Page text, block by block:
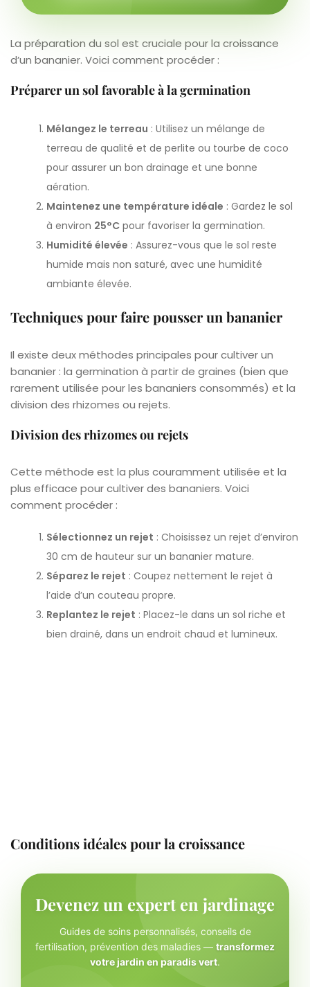
La préparation du sol est cruciale pour la croissance
d’un bananier. Voici comment procéder :
Préparer un sol favorable à la germination
Mélangez le terreau : Utilisez un mélange de
terreau de qualité et de perlite ou tourbe de coco
pour assurer un bon drainage et une bonne
aération.
Maintenez une température idéale : Gardez le sol
à environ 25°C pour favoriser la germination.
Humidité élevée : Assurez-vous que le sol reste
humide mais non saturé, avec une humidité
ambiante élevée.
Techniques pour faire pousser un bananier
Il existe deux méthodes principales pour cultiver un
bananier : la germination à partir de graines (bien que
rarement utilisée pour les bananiers consommés) et la
division des rhizomes ou rejets.
Division des rhizomes ou rejets
Cette méthode est la plus couramment utilisée et la
plus efficace pour cultiver des bananiers. Voici
comment procéder :
Sélectionnez un rejet : Choisissez un rejet d’environ
30 cm de hauteur sur un bananier mature.
Séparez le rejet : Coupez nettement le rejet à
l’aide d’un couteau propre.
Replantez le rejet : Placez-le dans un sol riche et
bien drainé, dans un endroit chaud et lumineux.
Conditions idéales pour la croissance
Devenez un expert en jardinage
Guides de soins personnalisés, conseils de
fertilisation, prévention des maladies — transformez
votre jardin en paradis vert.